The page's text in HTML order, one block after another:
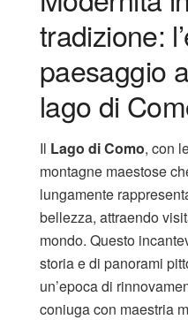
tradizione:
paesaggio
lago di
Il Lago di Como, con
montagne maestose
lungamente
bellezza, attraendo
mondo. Questo
storia e di panorami
un’epoca di
coniuga con maestria